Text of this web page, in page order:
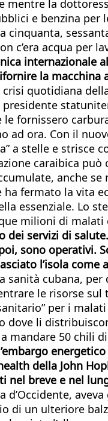
mentre la
e benzina
cinquanta,
c’era acqua per
la macchina
quotidiana
fornissero
ora. Con il
a stelle e strisce
caraibica
anche
fermato la vita
essenziale. Lo
milioni di
dei servizi di
sono operativi.
l’isola
cubana,
le risorse
per i
dove li
mandare 50 chili
della John
nel breve e nel
d’Occidente,
di un ulteriore